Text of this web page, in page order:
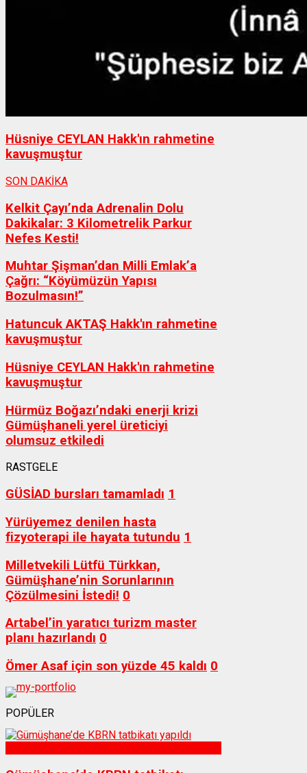
Hüsniye CEYLAN Hakk'ın rahmetine
kavuşmuştur
SON DAKİKA
Kelkit Çayı’nda Adrenalin Dolu
Dakikalar: 3 Kilometrelik Parkur
Nefes Kesti!
Muhtar Şişman’dan Milli Emlak’a
Çağrı: “Köyümüzün Yapısı
Bozulmasın!”
Hatuncuk AKTAŞ Hakk'ın rahmetine
kavuşmuştur
Hüsniye CEYLAN Hakk'ın rahmetine
kavuşmuştur
Hürmüz Boğazı’ndaki enerji krizi
Gümüşhaneli yerel üreticiyi
olumsuz etkiledi
RASTGELE
GÜSİAD bursları tamamladı 1
Yürüyemez denilen hasta
fizyoterapi ile hayata tutundu 1
Milletvekili Lütfü Türkkan,
Gümüşhane’nin Sorunlarının
Çözülmesini İstedi! 0
Artabel’in yaratıcı turizm master
planı hazırlandı 0
Ömer Asaf için son yüzde 45 kaldı 0
POPÜLER